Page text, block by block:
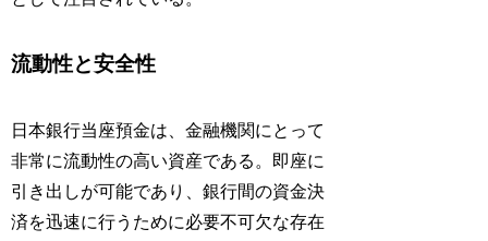
流動性と安全性
日本銀行当座預金は、金融機関にとって
非常に流動性の高い資産である。即座に
引き出しが可能であり、銀行間の資金決
済を迅速に行うために必要不可欠な存在